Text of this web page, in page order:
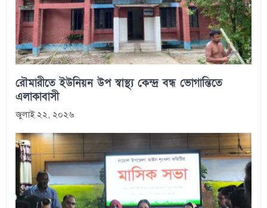
রৌমারীতে ইউনিয়ন উপ স্বাস্থ্য কেন্দ্র বন্ধ ভোগান্তিতে
এলাকাবাসী
জুলাই ২২, ২০২৬